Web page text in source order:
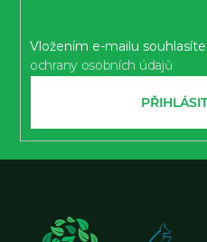
Vložením e-mailu
ochrany osobních údajů